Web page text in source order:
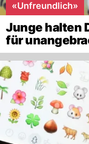
«Unfreundlich»
Junge halten
für